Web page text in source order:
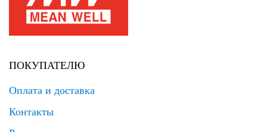
ПОКУПАТЕЛЮ
Оплата и доставка
Контакты